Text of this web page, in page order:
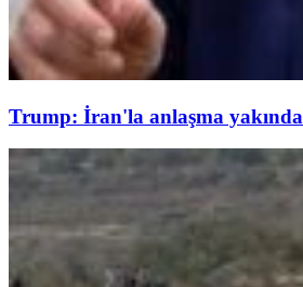
Trump: İran'la anlaşma yakında